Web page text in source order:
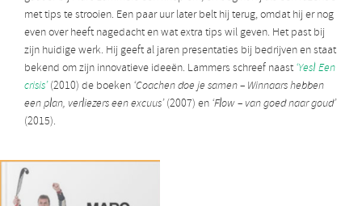
met tips te strooien. Een paar uur later belt hij terug, omdat hij er nog
even over heeft nagedacht en wat extra tips wil geven. Het past bij
zijn huidige werk. Hij geeft al jaren presentaties bij bedrijven en staat
bekend om zijn innovatieve ideeën. Lammers schreef naast ‘Yes! Een
crisis’ (2010) de boeken ‘Coachen doe je samen – Winnaars hebben
een plan, verliezers een excuus’(2007) en ‘Flow – van goed naar goud’
(2015).